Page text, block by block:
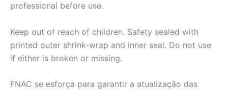
professional before use.
Keep out of reach of children. Safety sealed with
printed outer shrink-wrap and inner seal. Do not use
if either is broken or missing.
FNAC se esforça para garantir a atualização das